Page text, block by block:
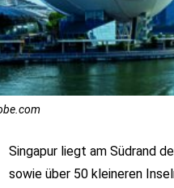
Singapur liegt am Südrand
sowie über 50 kleineren